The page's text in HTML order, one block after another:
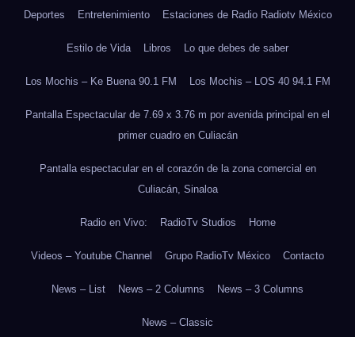
Deportes Entretenimiento Estaciones de Radio Radiotv México
Estilo de Vida Libros Lo que debes de saber
Los Mochis – Ke Buena 90.1 FM Los Mochis – LOS 40 94.1 FM
Pantalla Espectacular de 7.69 x 3.76 m por avenida principal en el
primer cuadro en Culiacán
Pantalla espectacular en el corazón de la zona comercial en
Culiacán, Sinaloa
Radio en Vivo: RadioTv Studios Home
Videos – Youtube Channel Grupo RadioTv México Contacto
News – List News – 2 Columns News – 3 Columns
News – Classic